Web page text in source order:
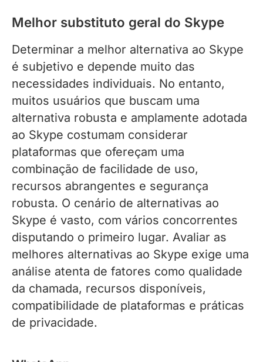
Melhor substituto geral do Skype
Determinar a melhor alternativa ao Skype
é subjetivo e depende muito das
necessidades individuais. No entanto,
muitos usuários que buscam uma
alternativa robusta e amplamente adotada
ao Skype costumam considerar
plataformas que ofereçam uma
combinação de facilidade de uso,
recursos abrangentes e segurança
robusta. O cenário de alternativas ao
Skype é vasto, com vários concorrentes
disputando o primeiro lugar. Avaliar as
melhores alternativas ao Skype exige uma
análise atenta de fatores como qualidade
da chamada, recursos disponíveis,
compatibilidade de plataformas e práticas
de privacidade.